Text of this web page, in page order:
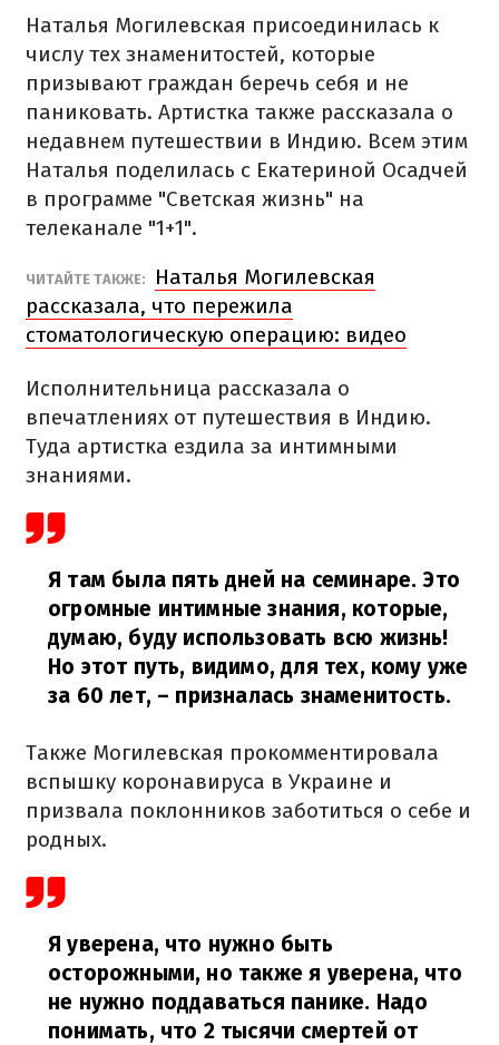
Наталья Могилевская присоединилась к
числу тех знаменитостей, которые
призывают граждан беречь себя и не
паниковать. Артистка также рассказала о
недавнем путешествии в Индию. Всем этим
Наталья поделилась с Екатериной Осадчей
в программе "Светская жизнь" на
телеканале "1+1".
ЧИТАЙТЕ ТАКЖЕ:
Наталья Могилевская
рассказала, что пережила
стоматологическую операцию: видео
Исполнительница рассказала о
впечатлениях от путешествия в Индию.
Туда артистка ездила за интимными
знаниями.
Я там была пять дней на семинаре. Это
огромные интимные знания, которые,
думаю, буду использовать всю жизнь!
Но этот путь, видимо, для тех, кому уже
за 60 лет, – призналась знаменитость.
Также Могилевская прокомментировала
вспышку коронавируса в Украине и
призвала поклонников заботиться о себе и
родных.
Я уверена, что нужно быть
осторожными, но также я уверена, что
не нужно поддаваться панике. Надо
понимать, что 2 тысячи смертей от